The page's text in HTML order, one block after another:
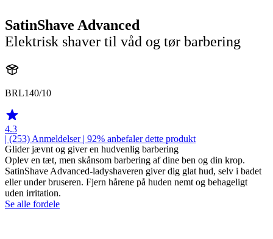
SatinShave Advanced
Elektrisk shaver til våd og tør barbering
BRL140/10
4.3
| (253) Anmeldelser| 92% anbefaler dette produkt
Glider jævnt og giver en hudvenlig barbering
Oplev en tæt, men skånsom barbering af dine ben og din krop.
SatinShave Advanced-ladyshaveren giver dig glat hud, selv i badet
eller under bruseren. Fjern hårene på huden nemt og behageligt
uden irritation.
Se alle fordele